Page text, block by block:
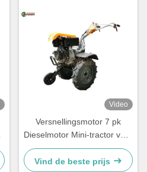
Video
Versnellingsmotor 7 pk
Dieselmotor Mini-tractor voor
kleine boerderijen
Vind de beste prijs